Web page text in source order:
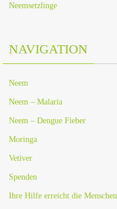
Neemsetzlinge
NAVIGATION
Neem
Neem – Malaria
Neem – Dengue Fieber
Moringa
Vetiver
Spenden
Ihre Hilfe erreicht die Menschen